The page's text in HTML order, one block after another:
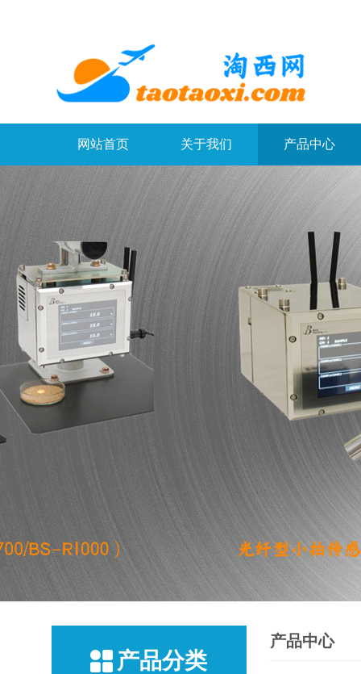
网站首页 关于我们 产品中心
产品分类
产品中心